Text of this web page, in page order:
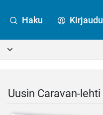
Haku Kirjaudu
Uusin Caravan-lehti